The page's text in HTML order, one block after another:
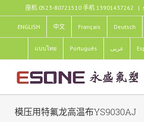
过
容
座机 0523-80721510 手机 13901437262 |
ENGLISH 中文 Français Deutsch
แบบไทย Português عربى
模压用特氟龙高温布YS9030AJ